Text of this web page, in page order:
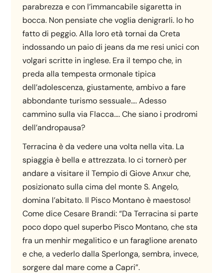
parabrezza e con l’immancabile sigaretta in
bocca. Non pensiate che voglia denigrarli. Io ho
fatto di peggio. Alla loro età tornai da Creta
indossando un paio di jeans da me resi unici con
volgari scritte in inglese. Era il tempo che, in
preda alla tempesta ormonale tipica
dell’adolescenza, giustamente, ambivo a fare
abbondante turismo sessuale…. Adesso
cammino sulla via Flacca…. Che siano i prodromi
dell’andropausa?
Terracina è da vedere una volta nella vita. La
spiaggia è bella e attrezzata. Io ci tornerò per
andare a visitare il Tempio di Giove Anxur che,
posizionato sulla cima del monte S. Angelo,
domina l’abitato. Il Pisco Montano è maestoso!
Come dice Cesare Brandi: “Da Terracina si parte
poco dopo quel superbo Pisco Montano, che sta
fra un menhir megalitico e un faraglione arenato
e che, a vederlo dalla Sperlonga, sembra, invece,
sorgere dal mare come a Capri”.